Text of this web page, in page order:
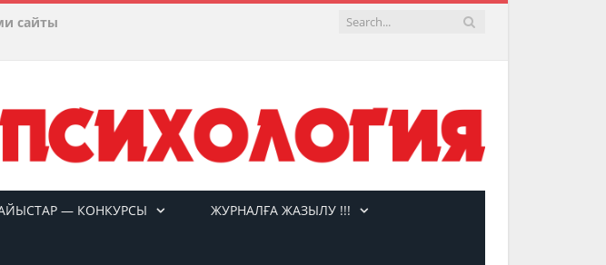
сайты
— КОНКУРСЫ ЖУРНАЛҒА ЖАЗЫЛУ !!!